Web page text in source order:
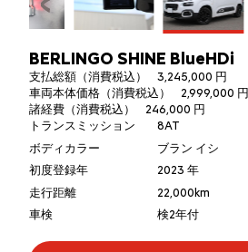
BERLINGO SHINE BlueHDi
支払総額（消費税込）
3,245,000 円
車両本体価格（消費税込）
2,999,000 円
諸経費（消費税込）
246,000 円
トランスミッション
8AT
ボディカラー
ブラン イシ
初度登録年
2023 年
走行距離
22,000km
車検
検2年付